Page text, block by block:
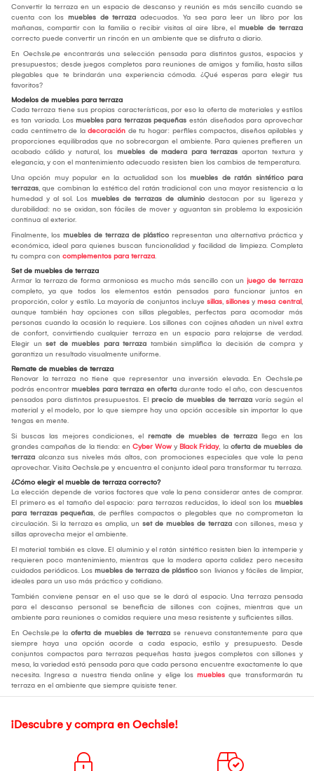
Convertir la terraza en un espacio de descanso y reunión es más sencillo cuando se
cuenta con los muebles de terraza adecuados. Ya sea para leer un libro por las
mañanas, compartir con la familia o recibir visitas al aire libre, el mueble de terraza
correcto puede convertir un rincón en un ambiente que se disfruta a diario.
En Oechsle.pe encontrarás una selección pensada para distintos gustos, espacios y
presupuestos; desde juegos completos para reuniones de amigos y familia, hasta sillas
plegables que te brindarán una experiencia cómoda. ¿Qué esperas para elegir tus
favoritos?
Modelos de muebles para terraza
Cada terraza tiene sus propias características, por eso la oferta de materiales y estilos
es tan variada. Los muebles para terrazas pequeñas están diseñados para aprovechar
cada centímetro de la decoración de tu hogar: perfiles compactos, diseños apilables y
proporciones equilibradas que no sobrecargan el ambiente. Para quienes prefieren un
acabado cálido y natural, los muebles de madera para terrazas aportan textura y
elegancia, y con el mantenimiento adecuado resisten bien los cambios de temperatura.
Una opción muy popular en la actualidad son los muebles de ratán sintético para
terrazas, que combinan la estética del ratán tradicional con una mayor resistencia a la
humedad y al sol. Los muebles de terrazas de aluminio destacan por su ligereza y
durabilidad: no se oxidan, son fáciles de mover y aguantan sin problema la exposición
continua al exterior.
Finalmente, los muebles de terraza de plástico representan una alternativa práctica y
económica, ideal para quienes buscan funcionalidad y facilidad de limpieza. Completa
tu compra con complementos para terraza.
Set de muebles de terraza
Armar la terraza de forma armoniosa es mucho más sencillo con un juego de terraza
completo, ya que todos los elementos están pensados para funcionar juntos en
proporción, color y estilo. La mayoría de conjuntos incluye sillas, sillones y mesa central,
aunque también hay opciones con sillas plegables, perfectas para acomodar más
personas cuando la ocasión lo requiere. Los sillones con cojines añaden un nivel extra
de confort, convirtiendo cualquier terraza en un espacio para relajarse de verdad.
Elegir un set de muebles para terraza también simplifica la decisión de compra y
garantiza un resultado visualmente uniforme.
Remate de muebles de terraza
Renovar la terraza no tiene que representar una inversión elevada. En Oechsle.pe
podrás encontrar muebles para terraza en oferta durante todo el año, con descuentos
pensados para distintos presupuestos. El precio de muebles de terraza varía según el
material y el modelo, por lo que siempre hay una opción accesible sin importar lo que
tengas en mente.
Si buscas las mejores condiciones, el remate de muebles de terraza llega en las
grandes campañas de la tienda: en Cyber Wow y Black Friday, la oferta de muebles de
terraza alcanza sus niveles más altos, con promociones especiales que vale la pena
aprovechar. Visita Oechsle.pe y encuentra el conjunto ideal para transformar tu terraza.
¿Cómo elegir el mueble de terraza correcto?
La elección depende de varios factores que vale la pena considerar antes de comprar.
El primero es el tamaño del espacio: para terrazas reducidas, lo ideal son los muebles
para terrazas pequeñas, de perfiles compactos o plegables que no comprometan la
circulación. Si la terraza es amplia, un set de muebles de terraza con sillones, mesa y
sillas aprovecha mejor el ambiente.
El material también es clave. El aluminio y el ratán sintético resisten bien la intemperie y
requieren poco mantenimiento, mientras que la madera aporta calidez pero necesita
cuidados periódicos. Los muebles de terraza de plástico son livianos y fáciles de limpiar,
ideales para un uso más práctico y cotidiano.
También conviene pensar en el uso que se le dará al espacio. Una terraza pensada
para el descanso personal se beneficia de sillones con cojines, mientras que un
ambiente para reuniones o comidas requiere una mesa resistente y suficientes sillas.
En Oechsle.pe la oferta de muebles de terraza se renueva constantemente para que
siempre haya una opción acorde a cada espacio, estilo y presupuesto. Desde
conjuntos compactos para terrazas pequeñas hasta juegos completos con sillones y
mesa, la variedad está pensada para que cada persona encuentre exactamente lo que
necesita. Ingresa a nuestra tienda online y elige los muebles que transformarán tu
terraza en el ambiente que siempre quisiste tener.
¡Descubre y compra en Oechsle!